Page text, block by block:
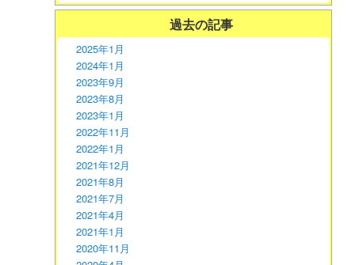
過去の記事
2025年1月
2024年1月
2023年9月
2023年8月
2023年1月
2022年11月
2022年1月
2021年12月
2021年8月
2021年7月
2021年4月
2021年1月
2020年11月